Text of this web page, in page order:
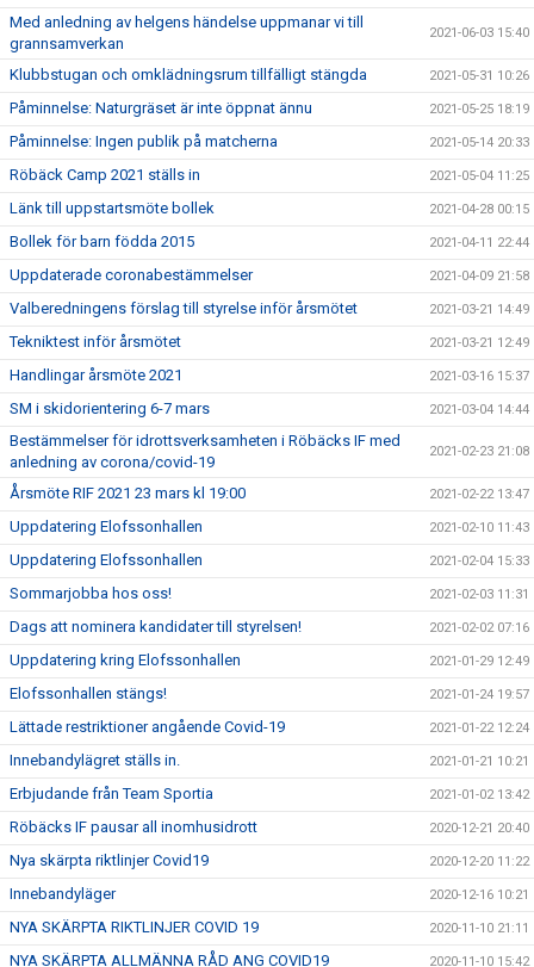
Med anledning av helgens händelse uppmanar vi till
grannsamverkan
2021-06-03 15:40
Klubbstugan och omklädningsrum tillfälligt stängda 2021-05-31 10:26
Påminnelse: Naturgräset är inte öppnat ännu 2021-05-25 18:19
Påminnelse: Ingen publik på matcherna 2021-05-14 20:33
Röbäck Camp 2021 ställs in 2021-05-04 11:25
Länk till uppstartsmöte bollek 2021-04-28 00:15
Bollek för barn födda 2015 2021-04-11 22:44
Uppdaterade coronabestämmelser 2021-04-09 21:58
Valberedningens förslag till styrelse inför årsmötet 2021-03-21 14:49
Tekniktest inför årsmötet 2021-03-21 12:49
Handlingar årsmöte 2021 2021-03-16 15:37
SM i skidorientering 6-7 mars 2021-03-04 14:44
Bestämmelser för idrottsverksamheten i Röbäcks IF med
anledning av corona/covid-19
2021-02-23 21:08
Årsmöte RIF 2021 23 mars kl 19:00 2021-02-22 13:47
Uppdatering Elofssonhallen 2021-02-10 11:43
Uppdatering Elofssonhallen 2021-02-04 15:33
Sommarjobba hos oss! 2021-02-03 11:31
Dags att nominera kandidater till styrelsen! 2021-02-02 07:16
Uppdatering kring Elofssonhallen 2021-01-29 12:49
Elofssonhallen stängs! 2021-01-24 19:57
Lättade restriktioner angående Covid-19 2021-01-22 12:24
Innebandylägret ställs in. 2021-01-21 10:21
Erbjudande från Team Sportia 2021-01-02 13:42
Röbäcks IF pausar all inomhusidrott 2020-12-21 20:40
Nya skärpta riktlinjer Covid19 2020-12-20 11:22
Innebandyläger 2020-12-16 10:21
NYA SKÄRPTA RIKTLINJER COVID 19 2020-11-10 21:11
NYA SKÄRPTA ALLMÄNNA RÅD ANG COVID19 2020-11-10 15:42